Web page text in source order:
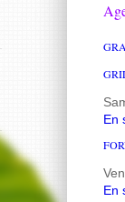
En
En